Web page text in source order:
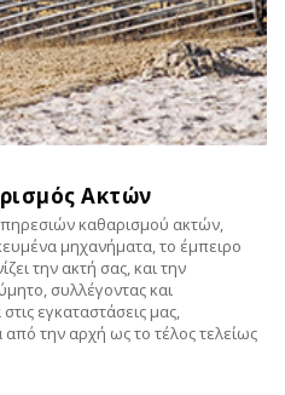
Ακτών
καθαρισμού ακτών,
μηχανήματα, το έμπειρο
την ακτή σας, και την
συλλέγοντας και
εγκαταστάσεις μας,
από την αρχή ως το τέλος τελείως